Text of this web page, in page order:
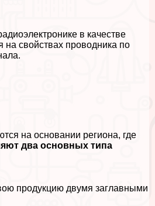
в качестве
свойствах проводника по
на основании региона, где
два основных типа
продукцию двумя заглавными